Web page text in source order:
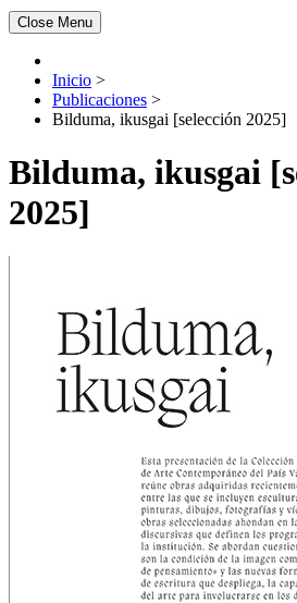
Close Menu
Inicio >
Publicaciones >
Bilduma, ikusgai [selección 2025]
Bilduma, ikusgai
2025]